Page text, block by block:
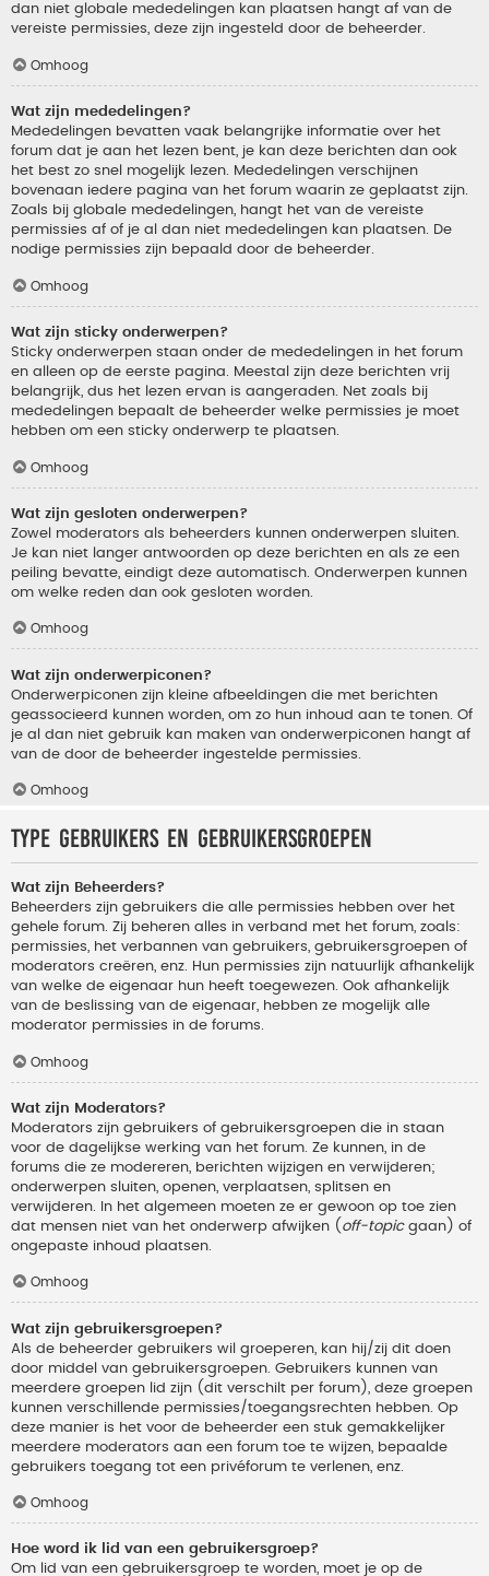
dan niet globale mededelingen kan plaatsen hangt af van de
vereiste permissies, deze zijn ingesteld door de beheerder.
Omhoog
Wat zijn mededelingen?
Mededelingen bevatten vaak belangrijke informatie over het
forum dat je aan het lezen bent, je kan deze berichten dan ook
het best zo snel mogelijk lezen. Mededelingen verschijnen
bovenaan iedere pagina van het forum waarin ze geplaatst zijn.
Zoals bij globale mededelingen, hangt het van de vereiste
permissies af of je al dan niet mededelingen kan plaatsen. De
nodige permissies zijn bepaald door de beheerder.
Omhoog
Wat zijn sticky onderwerpen?
Sticky onderwerpen staan onder de mededelingen in het forum
en alleen op de eerste pagina. Meestal zijn deze berichten vrij
belangrijk, dus het lezen ervan is aangeraden. Net zoals bij
mededelingen bepaalt de beheerder welke permissies je moet
hebben om een sticky onderwerp te plaatsen.
Omhoog
Wat zijn gesloten onderwerpen?
Zowel moderators als beheerders kunnen onderwerpen sluiten.
Je kan niet langer antwoorden op deze berichten en als ze een
peiling bevatte, eindigt deze automatisch. Onderwerpen kunnen
om welke reden dan ook gesloten worden.
Omhoog
Wat zijn onderwerpiconen?
Onderwerpiconen zijn kleine afbeeldingen die met berichten
geassocieerd kunnen worden, om zo hun inhoud aan te tonen. Of
je al dan niet gebruik kan maken van onderwerpiconen hangt af
van de door de beheerder ingestelde permissies.
Omhoog
Type gebruikers en gebruikersgroepen
Wat zijn Beheerders?
Beheerders zijn gebruikers die alle permissies hebben over het
gehele forum. Zij beheren alles in verband met het forum, zoals:
permissies, het verbannen van gebruikers, gebruikersgroepen of
moderators creëren, enz. Hun permissies zijn natuurlijk afhankelijk
van welke de eigenaar hun heeft toegewezen. Ook afhankelijk
van de beslissing van de eigenaar, hebben ze mogelijk alle
moderator permissies in de forums.
Omhoog
Wat zijn Moderators?
Moderators zijn gebruikers of gebruikersgroepen die in staan
voor de dagelijkse werking van het forum. Ze kunnen, in de
forums die ze modereren, berichten wijzigen en verwijderen;
onderwerpen sluiten, openen, verplaatsen, splitsen en
verwijderen. In het algemeen moeten ze er gewoon op toe zien
dat mensen niet van het onderwerp afwijken ( off-topicgaan) of
ongepaste inhoud plaatsen.
Omhoog
Wat zijn gebruikersgroepen?
Als de beheerder gebruikers wil groeperen, kan hij/zij dit doen
door middel van gebruikersgroepen. Gebruikers kunnen van
meerdere groepen lid zijn (dit verschilt per forum), deze groepen
kunnen verschillende permissies/toegangsrechten hebben. Op
deze manier is het voor de beheerder een stuk gemakkelijker
meerdere moderators aan een forum toe te wijzen, bepaalde
gebruikers toegang tot een privéforum te verlenen, enz.
Omhoog
Hoe word ik lid van een gebruikersgroep?
Om lid van een gebruikersgroep te worden, moet je op de